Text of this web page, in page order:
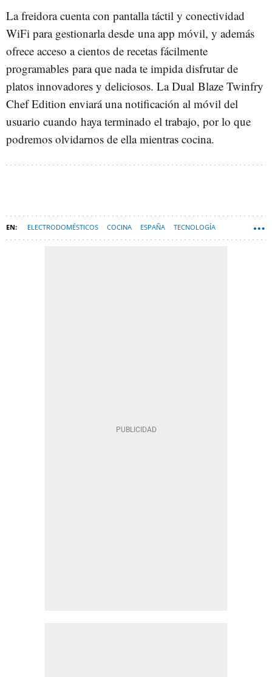
La freidora cuenta con pantalla táctil y conectividad
WiFi para gestionarla desde una app móvil, y además
ofrece acceso a cientos de recetas fácilmente
programables para que nada te impida disfrutar de
platos innovadores y deliciosos. La Dual Blaze Twinfry
Chef Edition enviará una notificación al móvil del
usuario cuando haya terminado el trabajo, por lo que
podremos olvidarnos de ella mientras cocina.
ELECTRODOMÉSTICOS COCINA ESPAÑA TECNOLOGÍA